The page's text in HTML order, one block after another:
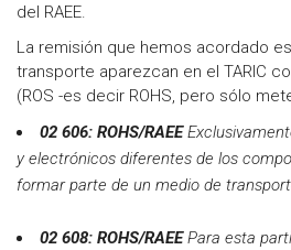
del RAEE.
La remisión que hemos acordado
transporte aparezcan en el TARIC
(ROS -es decir ROHS, pero sólo
02 606: ROHS/RAEE
y electrónicos diferentes de los
formar parte de un medio de
02 608: ROHS/RAEEPara esta